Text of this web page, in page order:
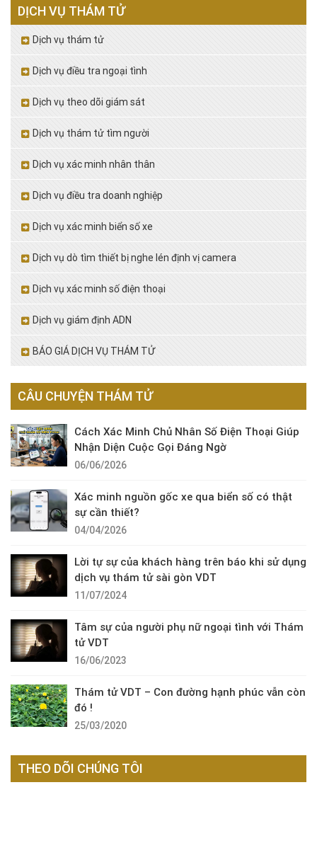
DỊCH VỤ THÁM TỬ
Dịch vụ thám tử
Dịch vụ điều tra ngoại tình
Dịch vụ theo dõi giám sát
Dịch vụ thám tử tìm người
Dịch vụ xác minh nhân thân
Dịch vụ điều tra doanh nghiệp
Dịch vụ xác minh biển số xe
Dịch vụ dò tìm thiết bị nghe lén định vị camera
Dịch vụ xác minh số điện thoại
Dịch vụ giám định ADN
BÁO GIÁ DỊCH VỤ THÁM TỬ
CÂU CHUYỆN THÁM TỬ
Cách Xác Minh Chủ Nhân Số Điện Thoại Giúp
Nhận Diện Cuộc Gọi Đáng Ngờ
06/06/2026
Xác minh nguồn gốc xe qua biển số có thật
sự cần thiết?
04/04/2026
Lời tự sự của khách hàng trên báo khi sử dụng
dịch vụ thám tử sài gòn VDT
11/07/2024
Tâm sự của người phụ nữ ngoại tình với Thám
tử VDT
16/06/2023
Thám tử VDT – Con đường hạnh phúc vẫn còn
đó !
25/03/2020
THEO DÕI CHÚNG TÔI